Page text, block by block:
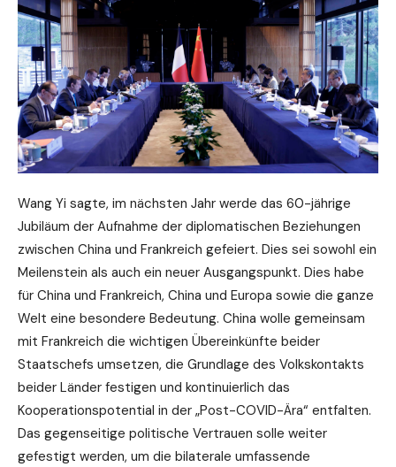
Wang Yi sagte, im nächsten Jahr werde das 60-jährige
Jubiläum der Aufnahme der diplomatischen Beziehungen
zwischen China und Frankreich gefeiert. Dies sei sowohl ein
Meilenstein als auch ein neuer Ausgangspunkt. Dies habe
für China und Frankreich, China und Europa sowie die ganze
Welt eine besondere Bedeutung. China wolle gemeinsam
mit Frankreich die wichtigen Übereinkünfte beider
Staatschefs umsetzen, die Grundlage des Volkskontakts
beider Länder festigen und kontinuierlich das
Kooperationspotential in der „Post-COVID-Ära“ entfalten.
Das gegenseitige politische Vertrauen solle weiter
gefestigt werden, um die bilaterale umfassende